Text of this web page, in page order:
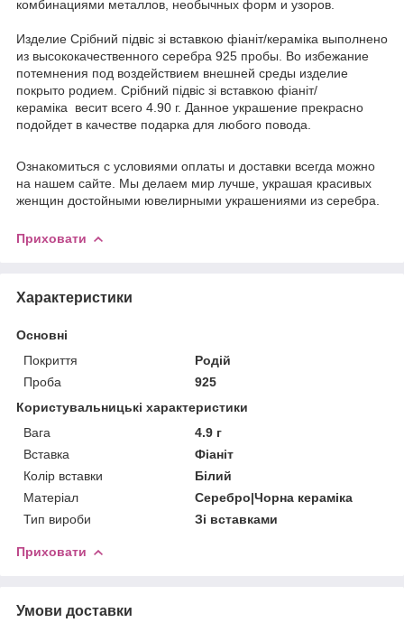
комбинациями металлов, необычных форм и узоров.
Изделие Срібний підвіс зі вставкою фіаніт/кераміка выполнено
из высококачественного серебра 925 пробы. Во избежание
потемнения под воздействием внешней среды изделие
покрыто родием. Срібний підвіс зі вставкою фіаніт/
кераміка весит всего 4.90 г. Данное украшение прекрасно
подойдет в качестве подарка для любого повода.
Ознакомиться с условиями оплаты и доставки всегда можно
на нашем сайте. Мы делаем мир лучше, украшая красивых
женщин достойными ювелирными украшениями из серебра.
Приховати
Характеристики
Основні
Покриття
Родій
Проба
925
Користувальницькі характеристики
Вага
4.9 г
Вставка
Фіаніт
Колір вставки
Білий
Матеріал
Серебро|Чорна кераміка
Тип вироби
Зі вставками
Приховати
Умови доставки